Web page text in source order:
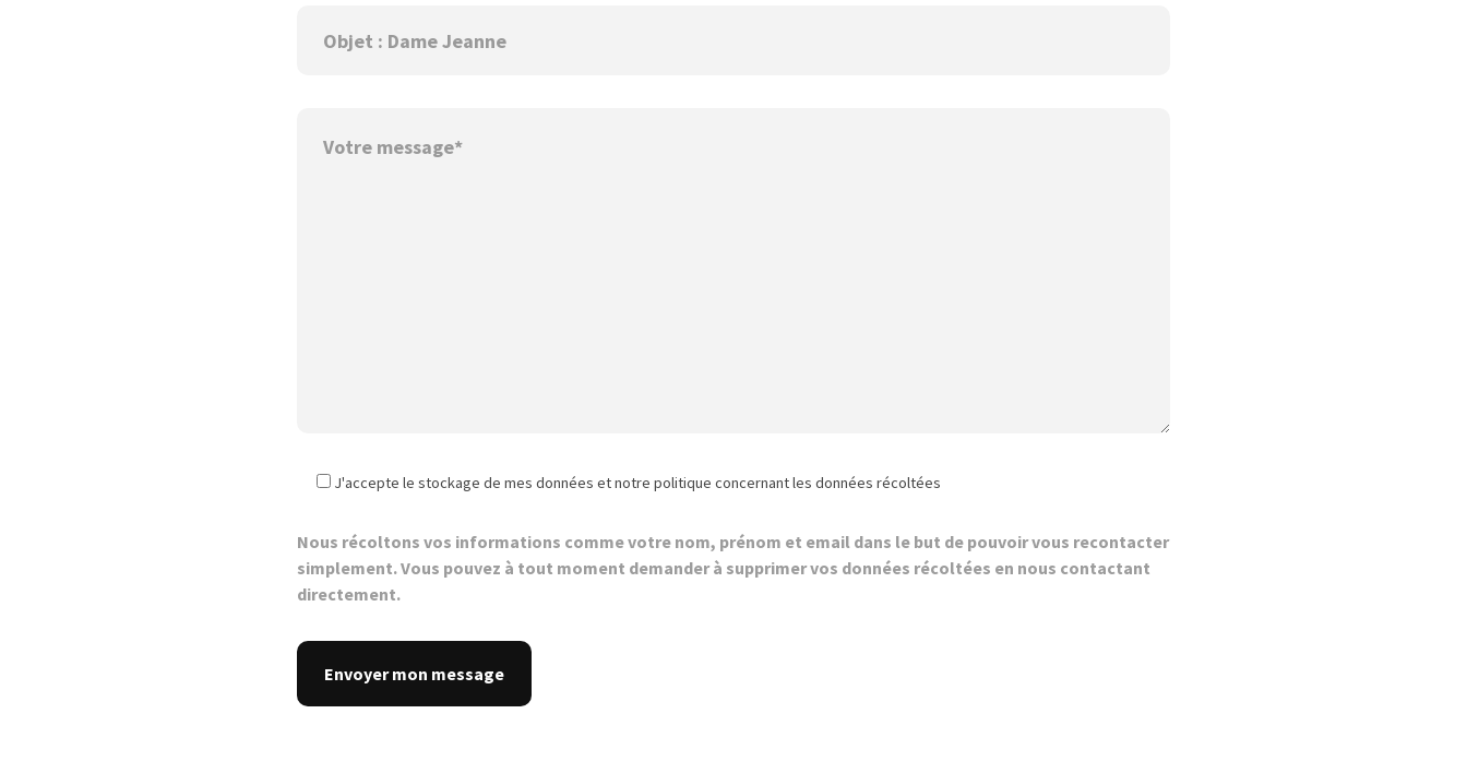
J'accepte le stockage de mes données et notre politique concernant les données récoltées
Nous récoltons vos informations comme votre nom, prénom et email dans le but de pouvoir vous recontacter
simplement. Vous pouvez à tout moment demander à supprimer vos données récoltées en nous contactant
directement.